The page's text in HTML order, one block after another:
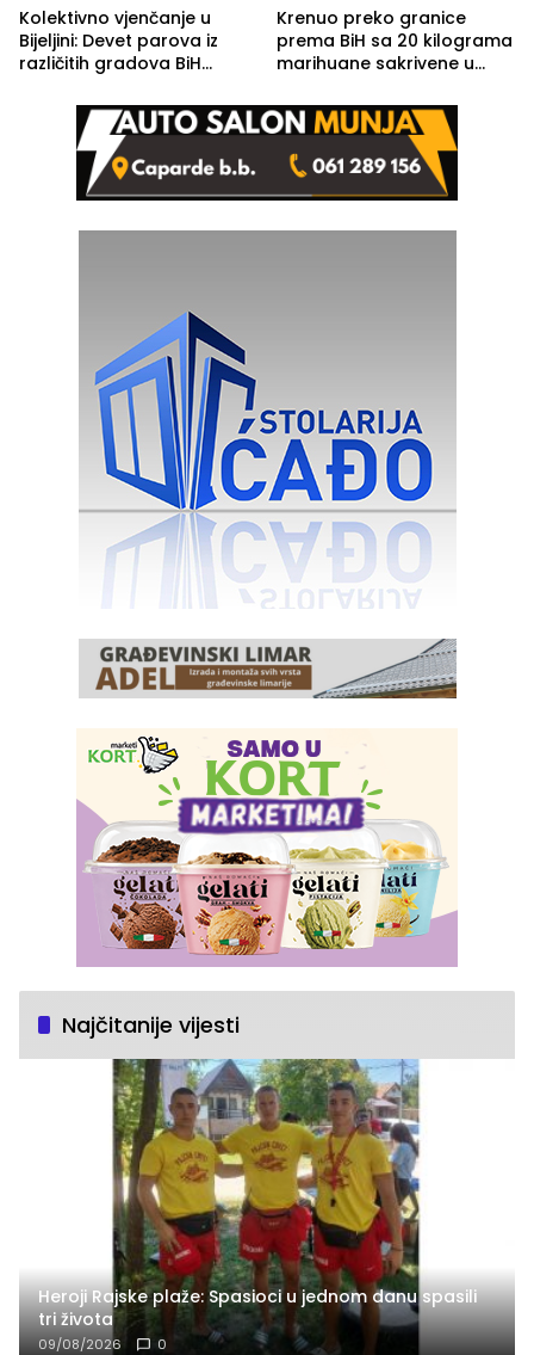
Kolektivno vjenčanje u
Bijeljini: Devet parova iz
različitih gradova BiH
Krenuo preko granice
prema BiH sa 20 kilograma
marihuane sakrivene u
Najčitanije vijesti
Heroji Rajske plaže: Spasioci u jednom danu spasili
tri života
09/08/2026 0